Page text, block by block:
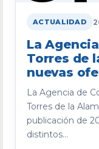
ACTUALIDAD
La
Torres de
nuevas
La Agencia de
Torres de la
publicación de
distintos...